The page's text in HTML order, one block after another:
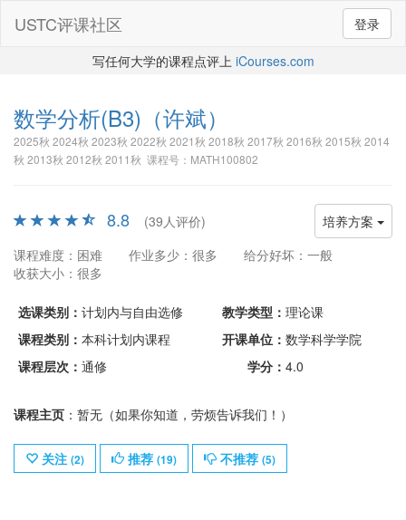
登录
USTC评课社区
写任何大学的课程点评上 iCourses.com
数学分析(B3) （许斌）
2025秋 2024秋 2023秋 2022秋 2021秋 2018秋 2017秋 2016秋 2015秋 2014
秋 2013秋 2012秋 2011秋 课程号：MATH100802
培养方案
8.8
(39人评价)
课程难度：困难
作业多少：很多
给分好坏：一般
收获大小：很多
选课类别： 计划内与自由选修 教学类型： 理论课
课程类别： 本科计划内课程 开课单位： 数学科学学院
课程层次： 通修 学分： 4.0
课程主页 ：暂无（如果你知道，劳烦告诉我们！）
关注 (2) 推荐 (19) 不推荐 (5)